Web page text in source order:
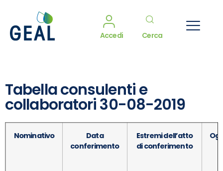
Accedi Cerca
Tabella consulenti e
collaboratori 30-08-2019
Nominativo
Data
conferimento
Estremi dell’atto
di conferimento